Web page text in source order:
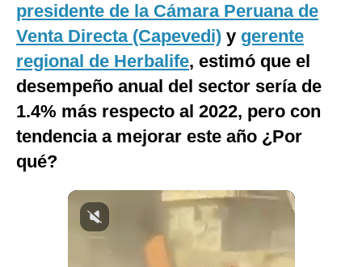
Mix
G de Gestión
Notas Contratadas
Podcast
Gestión TV
presidente de la Cámara Peruana de
Venta Directa (Capevedi) y gerente
regional de Herbalife, estimó que el
desempeño anual del sector sería de
1.4% más respecto al 2022, pero con
tendencia a mejorar este año ¿Por
qué?